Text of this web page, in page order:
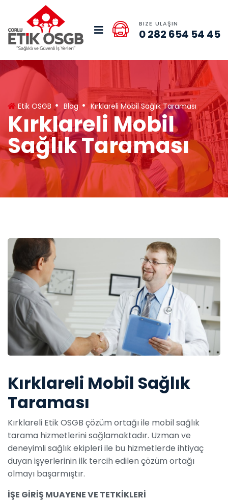
BIZE ULAŞIN
0 282 654 54 45
Etik OSGB Blog Kırklareli Mobil Sağlık Taraması
Kırklareli Mobil
Sağlık Taraması
Kırklareli Mobil Sağlık
Taraması
Kırklareli Etik OSGB çözüm ortağı ile mobil sağlık
tarama hizmetlerini sağlamaktadır. Uzman ve
deneyimli sağlık ekipleri ile bu hizmetlerde ihtiyaç
duyan işyerlerinin ilk tercih edilen çözüm ortağı
olmayı başarmıştır.
İŞE GİRİŞ MUAYENE VE TETKİKLERİ